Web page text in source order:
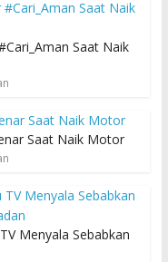
Saat Naik
Saat Naik Motor
Menyala Sebabkan